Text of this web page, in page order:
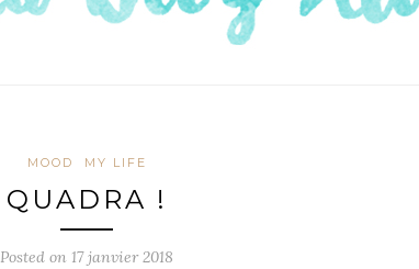
MOOD MY LIFE
QUADRA !
Posted on 17 janvier 2018